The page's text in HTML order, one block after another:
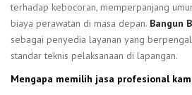
terhadap kebocoran, memperpanjang
biaya perawatan di masa depan. Bangun
sebagai penyedia layanan yang
standar teknis pelaksanaan di lapangan.
Mengapa memilih jasa profesional